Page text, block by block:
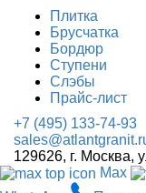
Плитка
Брусчатка
Бордюр
Ступени
Слэбы
Прайс-лист
+7 (495) 133-74-93
129626, г. Москва,
Max